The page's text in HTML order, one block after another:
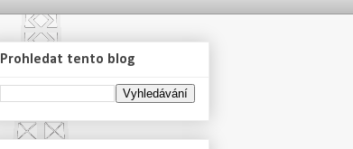
Prohledat tento blog